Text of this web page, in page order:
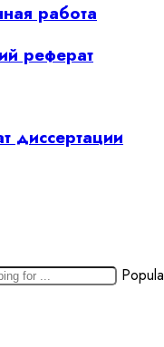
работа
реферат
диссертации